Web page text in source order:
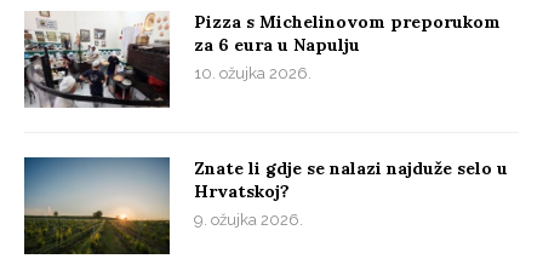
Pizza s Michelinovom preporukom
za 6 eura u Napulju
10. ožujka 2026.
Znate li gdje se nalazi najduže selo u
Hrvatskoj?
9. ožujka 2026.